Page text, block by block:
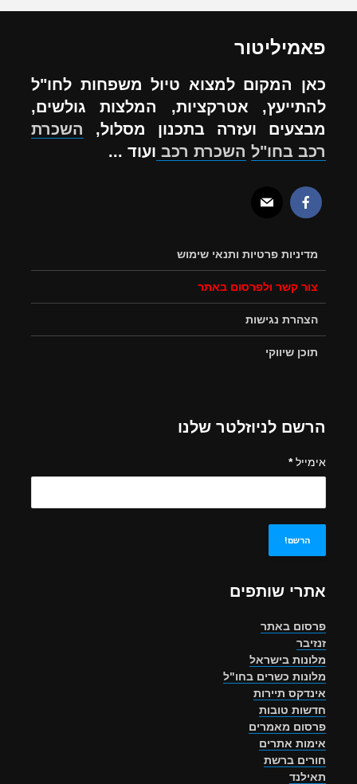
פאמיליטור
כאן המקום למצוא טיול משפחות לחו"ל
להתייעץ, אטרקציות, המלצות גולשים,
מבצעים ועזרה בתכנון מסלול, השכרת
רכב בחו"ל השכרת רכב ועוד ...
מדיניות פרטיות ותנאי שימוש
צור קשר ולפרסום באתר
הצהרת נגישות
תוכן שיווקי
הרשם לניוזלטר שלנו
אימייל*
אתרי שותפים
פרסום באתר
זנזיבר
מלונות בישראל
מלונות כשרים בחו"ל
אינדקס תיירות
חדשות טובות
פרסום מאמרים
אימות אתרים
חורים ברשת
תאילנד